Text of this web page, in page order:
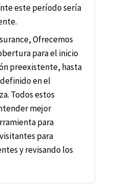
este período sería
Ofrecemos
para el inicio
preexistente, hasta
en el
Todos estos
mejor
para
para
y revisando los